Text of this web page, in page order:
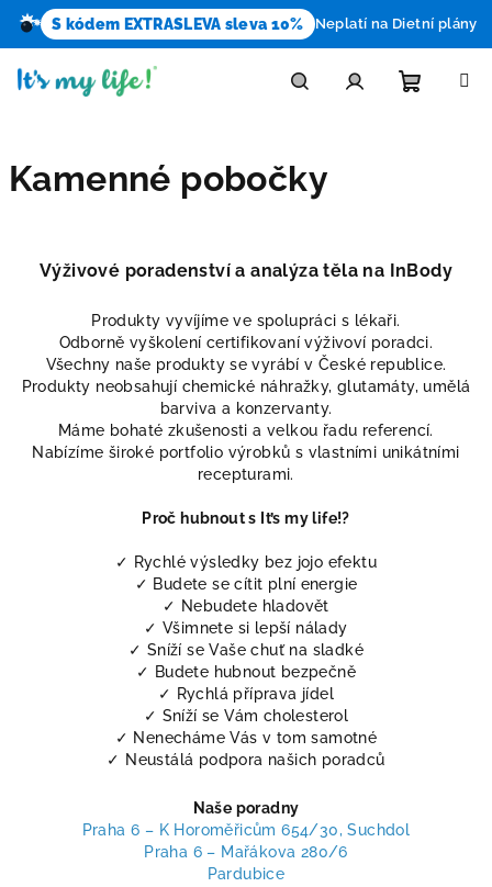
S kódem EXTRASLEVA sleva 10% Neplatí na Dietní plány
Kamenné pobočky
Výživové poradenství a analýza těla na InBody
Produkty vyvíjíme ve spolupráci s lékaři.
Odborně vyškolení certifikovaní výživoví poradci.
Všechny naše produkty se vyrábí v České republice.
Produkty neobsahují chemické náhražky, glutamáty, umělá
barviva a konzervanty.
Máme bohaté zkušenosti a velkou řadu referencí.
Nabízíme široké portfolio výrobků s vlastními unikátními
recepturami.
Proč hubnout s It’s my life!?
✓ Rychlé výsledky bez jojo efektu
✓ Budete se cítit plní energie
✓ Nebudete hladovět
✓ Všimnete si lepší nálady
✓ Sníží se Vaše chuť na sladké
✓ Budete hubnout bezpečně
✓ Rychlá příprava jídel
✓ Sníží se Vám cholesterol
✓ Nenecháme Vás v tom samotné
✓ Neustálá podpora našich poradců
Naše poradny
Praha 6 – K Horoměřicům 654/30, Suchdol
Praha 6 – Mařákova 280/6
Pardubice